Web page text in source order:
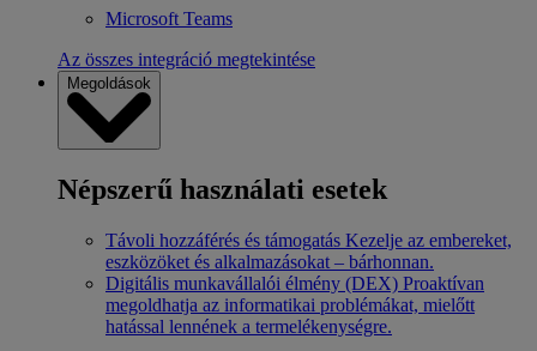
Microsoft Teams
Az összes integráció megtekintése
Megoldások
Népszerű használati esetek
Távoli hozzáférés és támogatás Kezelje az embereket,
eszközöket és alkalmazásokat – bárhonnan.
Digitális munkavállalói élmény (DEX) Proaktívan
megoldhatja az informatikai problémákat, mielőtt
hatással lennének a termelékenységre.